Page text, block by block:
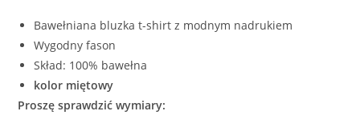
Bawełniana bluzka t-shirt z modnym nadrukiem
Wygodny fason
Skład: 100% bawełna
kolor miętowy
Proszę sprawdzić wymiary: